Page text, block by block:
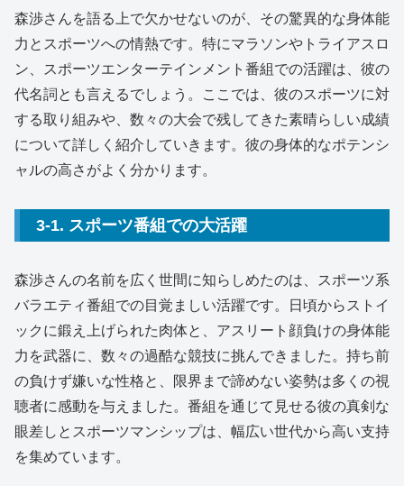
森渉さんを語る上で欠かせないのが、その驚異的な身体能
力とスポーツへの情熱です。特にマラソンやトライアスロ
ン、スポーツエンターテインメント番組での活躍は、彼の
代名詞とも言えるでしょう。ここでは、彼のスポーツに対
する取り組みや、数々の大会で残してきた素晴らしい成績
について詳しく紹介していきます。彼の身体的なポテンシ
ャルの高さがよく分かります。
3-1. スポーツ番組での大活躍
森渉さんの名前を広く世間に知らしめたのは、スポーツ系
バラエティ番組での目覚ましい活躍です。日頃からストイ
ックに鍛え上げられた肉体と、アスリート顔負けの身体能
力を武器に、数々の過酷な競技に挑んできました。持ち前
の負けず嫌いな性格と、限界まで諦めない姿勢は多くの視
聴者に感動を与えました。番組を通じて見せる彼の真剣な
眼差しとスポーツマンシップは、幅広い世代から高い支持
を集めています。